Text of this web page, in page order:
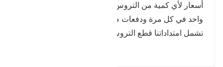
أسعار لأي كمية من التروس المزورة ، من نموذج أولي
واحد في كل مرة ودفعات صغيرة إلى إنتاج كبير الحجم.
تشمل امتداداتنا قطع التروس إلى حجم التروس النهائي.